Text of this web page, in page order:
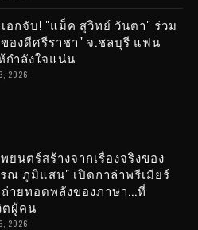
อกจับ! "แม็ค สุวิทย์ วันตา" ร่วม
ของดีศรีราชา" จ.ชลบุรี แฟน
ำลังใจแน่น
2026
ยนตร์สร้างจากเรื่องจริงของ
ณ ภูมิแสน" เปิดกาล่าพรีเมียร์
ายทอดพลังของภาษา...ที่
ตผู้คน
2026